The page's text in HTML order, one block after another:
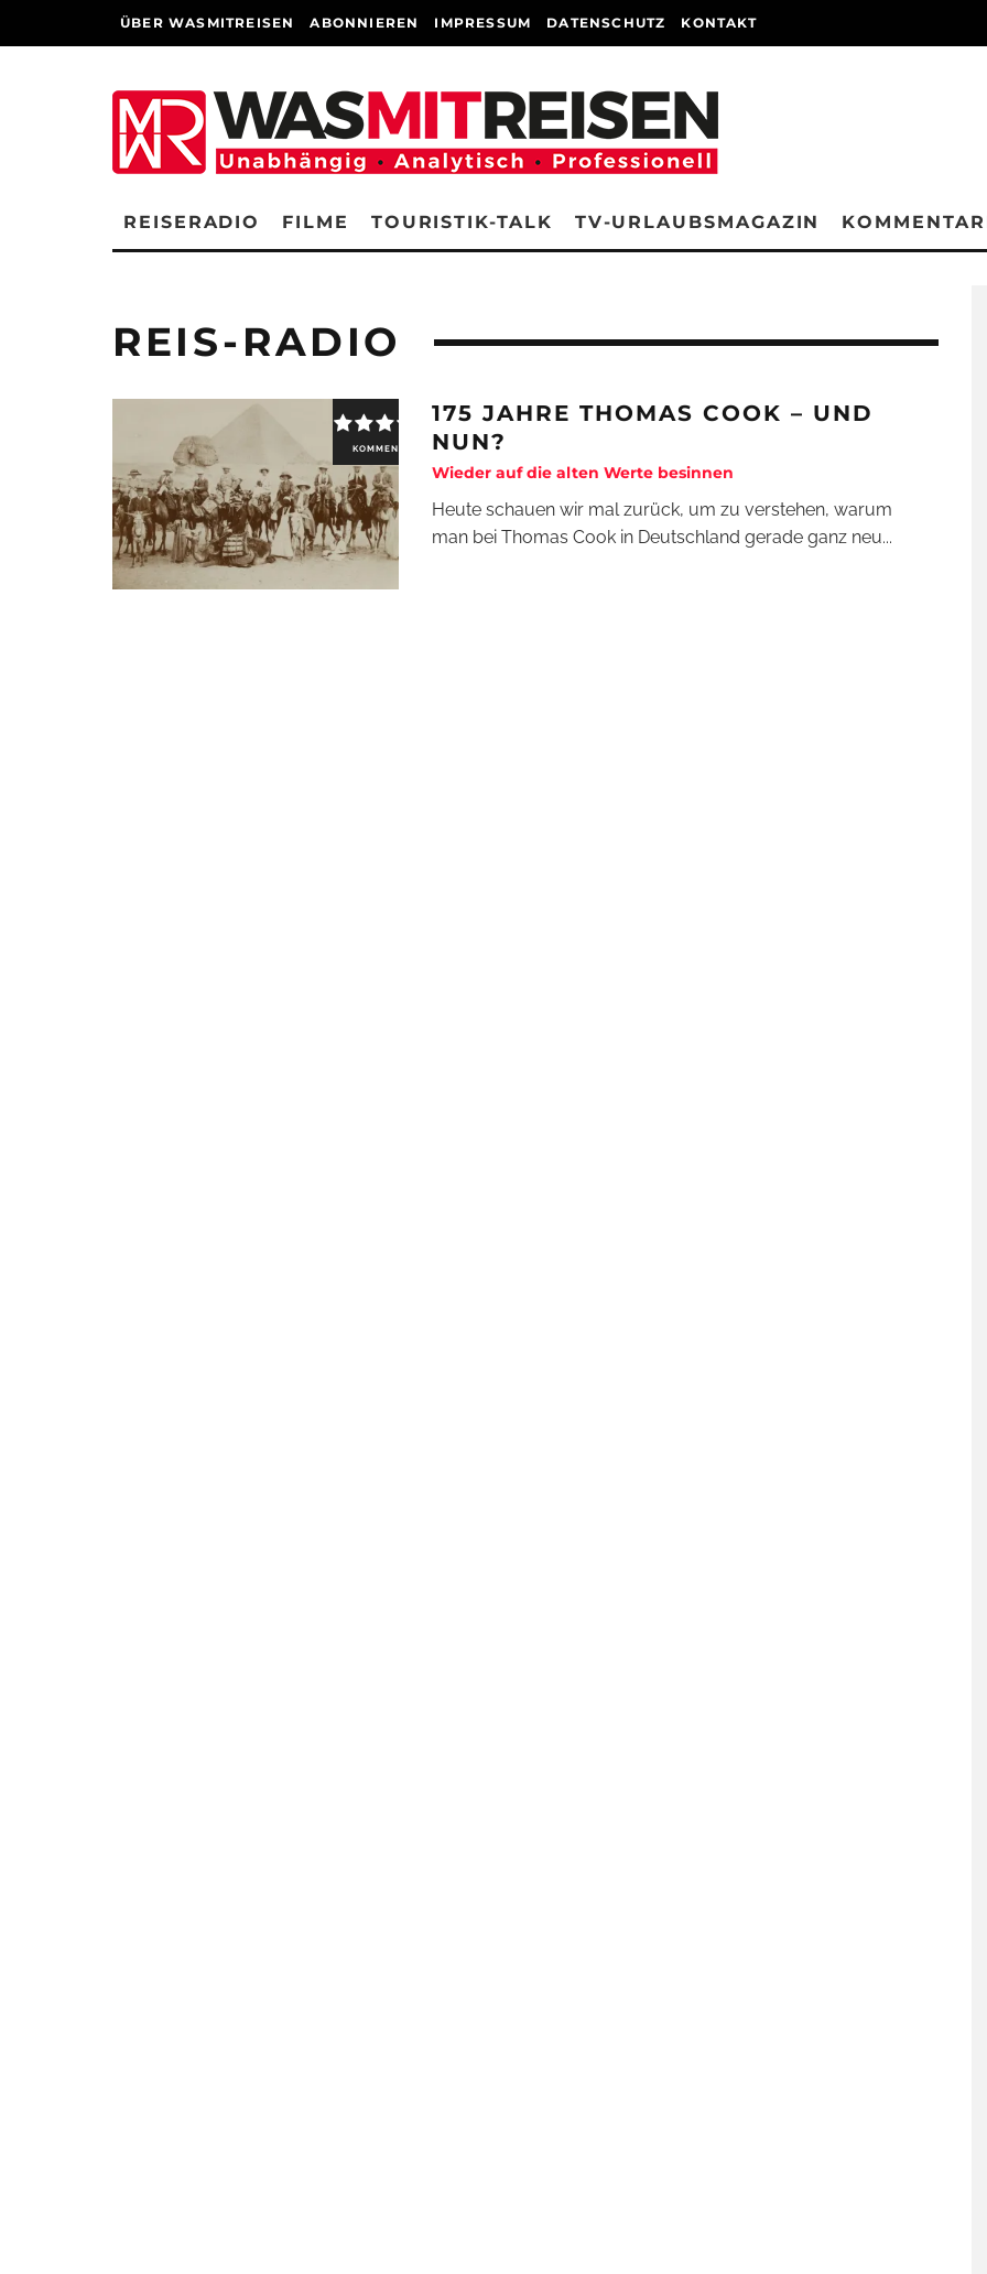
ÜBER WASMITREISEN ABONNIEREN IMPRESSUM DATENSCHUTZ KONTAKT
REISERADIO FILME TOURISTIK-TALK TV-URLAUBSMAGAZIN
REIS-RADIO
KOMMENTAR
175 JAHRE THOMAS COOK – UND
NUN?
Wieder auf die alten Werte besinnen
Heute schauen wir mal zurück, um zu verstehen, warum
man bei Thomas Cook in Deutschland gerade ganz neu...